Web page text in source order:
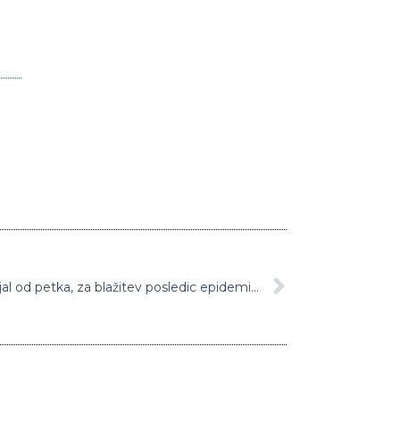
Osmi protikoronski zakon bo veljal od petka, za blažitev posledic epidemije covida-19 še dodatnih 320 milijonov evrov